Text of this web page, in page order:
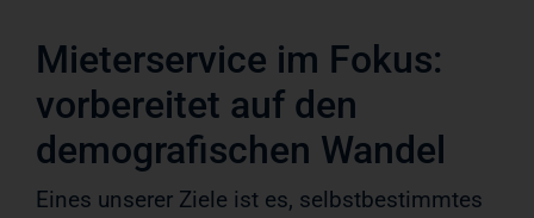
Mieterservice im Fokus:
vorbereitet auf den
demografischen Wandel
Eines unserer Ziele ist es, selbstbestimmtes